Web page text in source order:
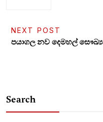
NEXT POST
පයාගල නව දෙමහල්
Search